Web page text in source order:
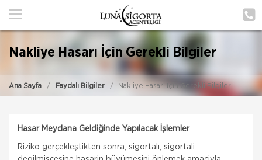
ANA SAYFA
POLIÇE HATIRLAT
Nakliye Hasarı İçin Gerekli Bilgiler
Ana Sayfa Faydalı Bilgiler Nakliye Hasarı İçin Gerekli Bilgiler
Hasar Meydana Geldiğinde Yapılacak İşlemler
Riziko gerçekleştikten sonra, sigortalı, sigortali